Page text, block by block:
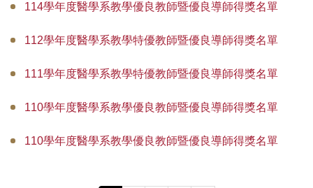
教師榮譽
委員會
學務相關
教務相關規章
課程資訊
114學年度醫學系教學優良教師暨優良導師得獎名單
112學年度醫學系教學特優教師暨優良導師得獎名單
111學年度醫學系教學特優教師暨優良導師得獎名單
110學年度醫學系教學優良教師暨優良導師得獎名單
110學年度醫學系教學優良教師暨優良導師得獎名單